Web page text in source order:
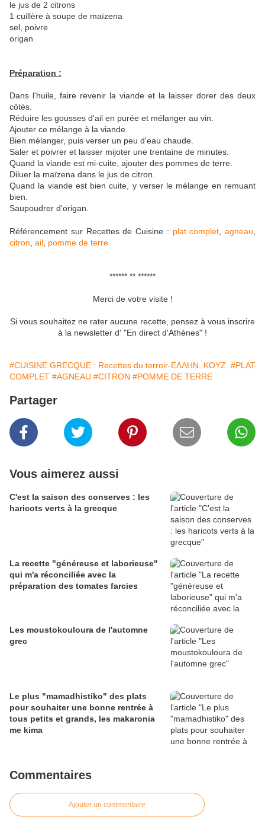
le jus de 2 citrons
1 cuillère à soupe de maïzena
sel, poivre
origan
Préparation :
Dans l'huile, faire revenir la viande et la laisser dorer des deux
côtés.
Réduire les gousses d'ail en purée et mélanger au vin.
Ajouter ce mélange à la viande.
Bien mélanger, puis verser un peu d'eau chaude.
Saler et poivrer et laisser mijoter une trentaine de minutes.
Quand la viande est mi-cuite, ajouter des pommes de terre.
Diluer la maïzena dans le jus de citron.
Quand la viande est bien cuite, y verser le mélange en remuant
bien.
Saupoudrer d'origan.
Référencement sur Recettes de Cuisine : plat complet agneau
citron ail pomme de terre
****** ** ******
Merci de votre visite !
Si vous souhaitez ne rater aucune recette, pensez à vous inscrire
à la newsletter d' "En direct d'Athènes" !
#CUISINE GRECQUE : Recettes du terroir-ΕΛΛΗΝ. ΚΟΥΖ. #PLAT
COMPLET #AGNEAU #CITRON #POMME DE TERRE
Partager
Vous aimerez aussi
C'est la saison des conserves : les
haricots verts à la grecque
La recette "généreuse et laborieuse"
qui m'a réconciliée avec la
préparation des tomates farcies
Les moustokouloura de l'automne
grec
Le plus "mamadhistiko" des plats
pour souhaiter une bonne rentrée à
tous petits et grands, les makaronia
me kima
Commentaires
Ajouter un commentaire